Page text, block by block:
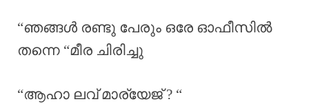
“ഞങ്ങൾ രണ്ടു പേരും ഒരേ ഓഫീസിൽ
തന്നെ “മീര ചിരിച്ചു
“ആഹാ ലവ് മാര്യേജ് ? “